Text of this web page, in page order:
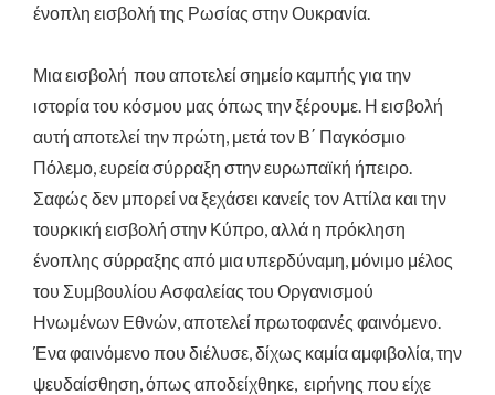
ένοπλη εισβολή της Ρωσίας στην Ουκρανία.
Μια εισβολή που αποτελεί σημείο καμπής για την
ιστορία του κόσμου μας όπως την ξέρουμε. Η εισβολή
αυτή αποτελεί την πρώτη, μετά τον Β΄ Παγκόσμιο
Πόλεμο, ευρεία σύρραξη στην ευρωπαϊκή ήπειρο.
Σαφώς δεν μπορεί να ξεχάσει κανείς τον Αττίλα και την
τουρκική εισβολή στην Κύπρο, αλλά η πρόκληση
ένοπλης σύρραξης από μια υπερδύναμη, μόνιμο μέλος
του Συμβουλίου Ασφαλείας του Οργανισμού
Ηνωμένων Εθνών, αποτελεί πρωτοφανές φαινόμενο.
Ένα φαινόμενο που διέλυσε, δίχως καμία αμφιβολία, την
ψευδαίσθηση, όπως αποδείχθηκε, ειρήνης που είχε